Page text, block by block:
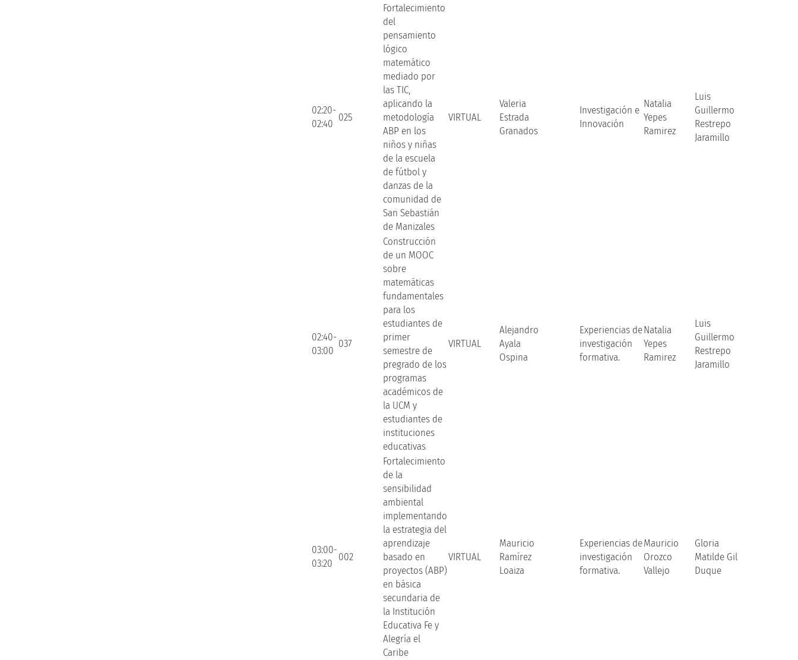
02:20-
02:40
025
Fortalecimiento
del
pensamiento
lógico
matemático
mediado por
las TIC,
aplicando la
metodología
ABP en los
niños y niñas
de la escuela
de fútbol y
danzas de la
comunidad de
San Sebastián
de Manizales
VIRTUAL
Valeria
Estrada
Granados
Investigación e
Innovación
Natalia
Yepes
Ramirez
Luis
Guillermo
Restrepo
Jaramillo
02:40-
03:00
037
Construcción
de un MOOC
sobre
matemáticas
fundamentales
para los
estudiantes de
primer
semestre de
pregrado de los
programas
académicos de
la UCM y
estudiantes de
instituciones
educativas
VIRTUAL
Alejandro
Ayala
Ospina
Experiencias de
investigación
formativa.
Natalia
Yepes
Ramirez
Luis
Guillermo
Restrepo
Jaramillo
03:00-
03:20
002
Fortalecimiento
de la
sensibilidad
ambiental
implementando
la estrategia del
aprendizaje
basado en
proyectos (ABP)
en básica
secundaria de
la Institución
Educativa Fe y
Alegría el
Caribe
VIRTUAL
Mauricio
Ramírez
Loaiza
Experiencias de
investigación
formativa.
Mauricio
Orozco
Vallejo
Gloria
Matilde Gil
Duque